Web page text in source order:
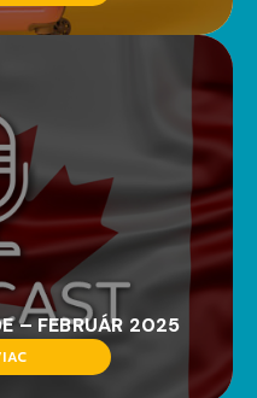
– FEBRUÁR 2025